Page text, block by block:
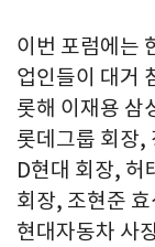
이번 포럼에는
업인들이 대거
롯해 이재용 삼
롯데그룹 회장,
D현대 회장, 허
회장, 조현준
현대자동차 사